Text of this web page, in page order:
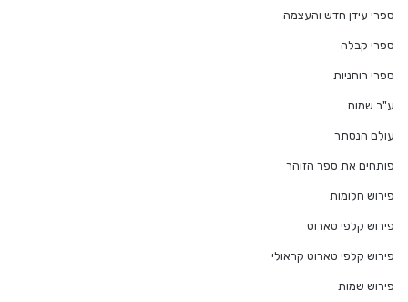
ספרי עידן חדש והעצמה
ספרי קבלה
ספרי רוחניות
ע"ב שמות
עולם הנסתר
פותחים את ספר הזוהר
פירוש חלומות
פירוש קלפי טארוט
פירוש קלפי טארוט קראולי
פירוש שמות